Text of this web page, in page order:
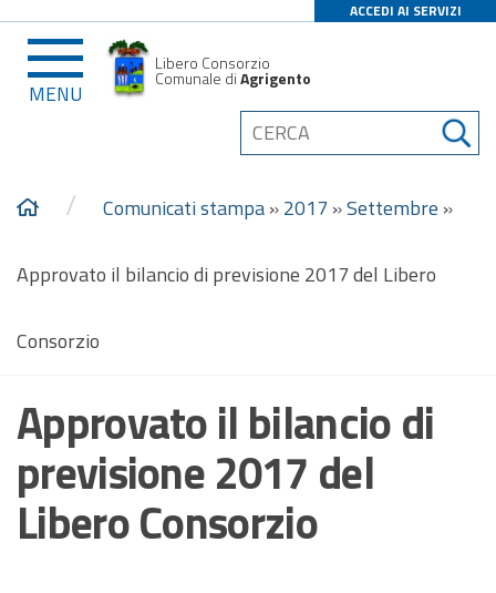
ACCEDI AI SERVIZI
MENU
Libero Consorzio
Comunale diAgrigento
/ Comunicati stampa»2017»Settembre »
Approvato il bilancio di previsione 2017 del Libero
Consorzio
Approvato il bilancio di
previsione 2017 del
Libero Consorzio